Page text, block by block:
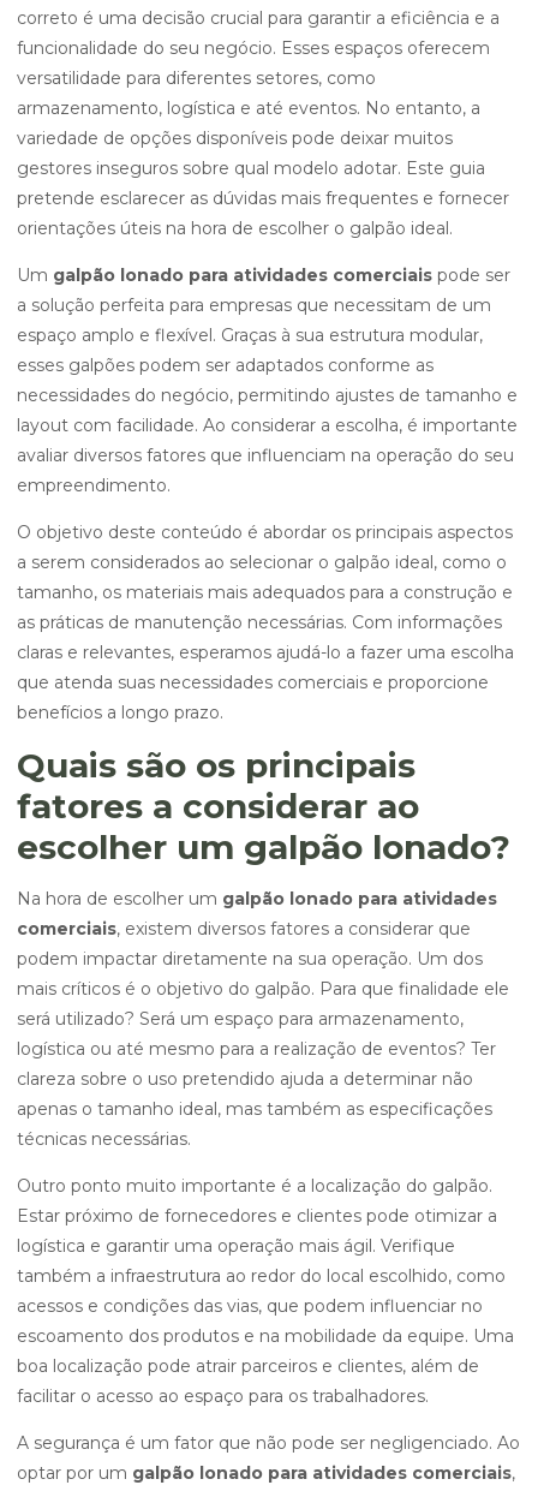
correto é uma decisão crucial para garantir a eficiência e a
funcionalidade do seu negócio. Esses espaços oferecem
versatilidade para diferentes setores, como
armazenamento, logística e até eventos. No entanto, a
variedade de opções disponíveis pode deixar muitos
gestores inseguros sobre qual modelo adotar. Este guia
pretende esclarecer as dúvidas mais frequentes e fornecer
orientações úteis na hora de escolher o galpão ideal.
Um galpão lonado para atividades comerciais pode ser
a solução perfeita para empresas que necessitam de um
espaço amplo e flexível. Graças à sua estrutura modular,
esses galpões podem ser adaptados conforme as
necessidades do negócio, permitindo ajustes de tamanho e
layout com facilidade. Ao considerar a escolha, é importante
avaliar diversos fatores que influenciam na operação do seu
empreendimento.
O objetivo deste conteúdo é abordar os principais aspectos
a serem considerados ao selecionar o galpão ideal, como o
tamanho, os materiais mais adequados para a construção e
as práticas de manutenção necessárias. Com informações
claras e relevantes, esperamos ajudá-lo a fazer uma escolha
que atenda suas necessidades comerciais e proporcione
benefícios a longo prazo.
Quais são os principais
fatores a considerar ao
escolher um galpão lonado?
Na hora de escolher um galpão lonado para atividades
comerciais, existem diversos fatores a considerar que
podem impactar diretamente na sua operação. Um dos
mais críticos é o objetivo do galpão. Para que finalidade ele
será utilizado? Será um espaço para armazenamento,
logística ou até mesmo para a realização de eventos? Ter
clareza sobre o uso pretendido ajuda a determinar não
apenas o tamanho ideal, mas também as especificações
técnicas necessárias.
Outro ponto muito importante é a localização do galpão.
Estar próximo de fornecedores e clientes pode otimizar a
logística e garantir uma operação mais ágil. Verifique
também a infraestrutura ao redor do local escolhido, como
acessos e condições das vias, que podem influenciar no
escoamento dos produtos e na mobilidade da equipe. Uma
boa localização pode atrair parceiros e clientes, além de
facilitar o acesso ao espaço para os trabalhadores.
A segurança é um fator que não pode ser negligenciado. Ao
optar por um galpão lonado para atividades comerciais,